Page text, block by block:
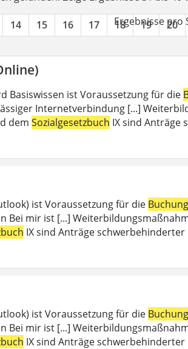
14 15 16 17 18 19 20
Ergebnisse pro
Basiswissen ist Voraussetzung für die
Internetverbindung [...]
dem Sozialgesetzbuch IX sind Anträge
ist Voraussetzung für die Buchung
Bei mir ist [...]
IX sind Anträge
ist Voraussetzung für die Buchung
Bei mir ist [...]
IX sind Anträge